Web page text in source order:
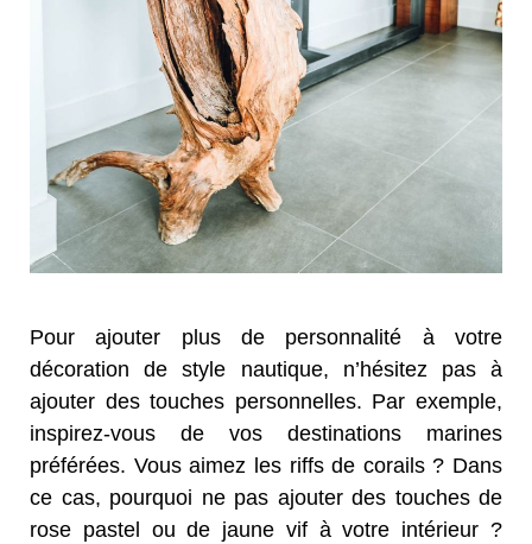
Pour ajouter plus de personnalité à votre
décoration de style nautique, n’hésitez pas à
ajouter des touches personnelles. Par exemple,
inspirez-vous de vos destinations marines
préférées. Vous aimez les riffs de corails ? Dans
ce cas, pourquoi ne pas ajouter des touches de
rose pastel ou de jaune vif à votre intérieur ?